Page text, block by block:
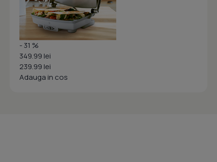
- 31 %
349.99 lei
239.99 lei
Adauga in cos